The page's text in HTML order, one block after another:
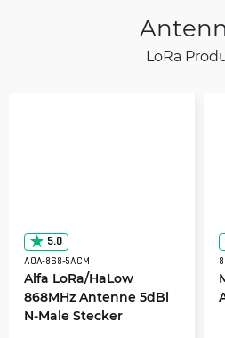
LoRa
5.0
AOA-868-5ACM
Alfa LoRa/HaLow
868MHz Antenne 5dBi
N-Male Stecker